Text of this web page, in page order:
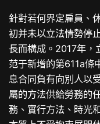
針對若何界定雇員、
初并未以立法情勢停
長而構成。2017年，
范于新增的第611a條
息合同負有向別人以
屬的方法供給勞務的
務、實行方法、時光